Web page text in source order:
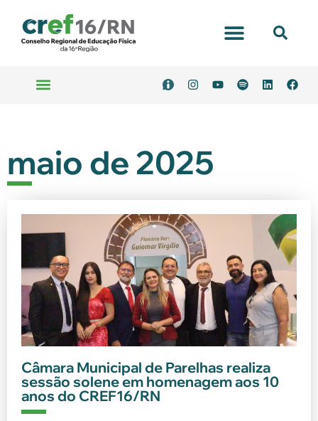
maio de 2025
Câmara Municipal de Parelhas realiza
sessão solene em homenagem aos 10
anos do CREF16/RN